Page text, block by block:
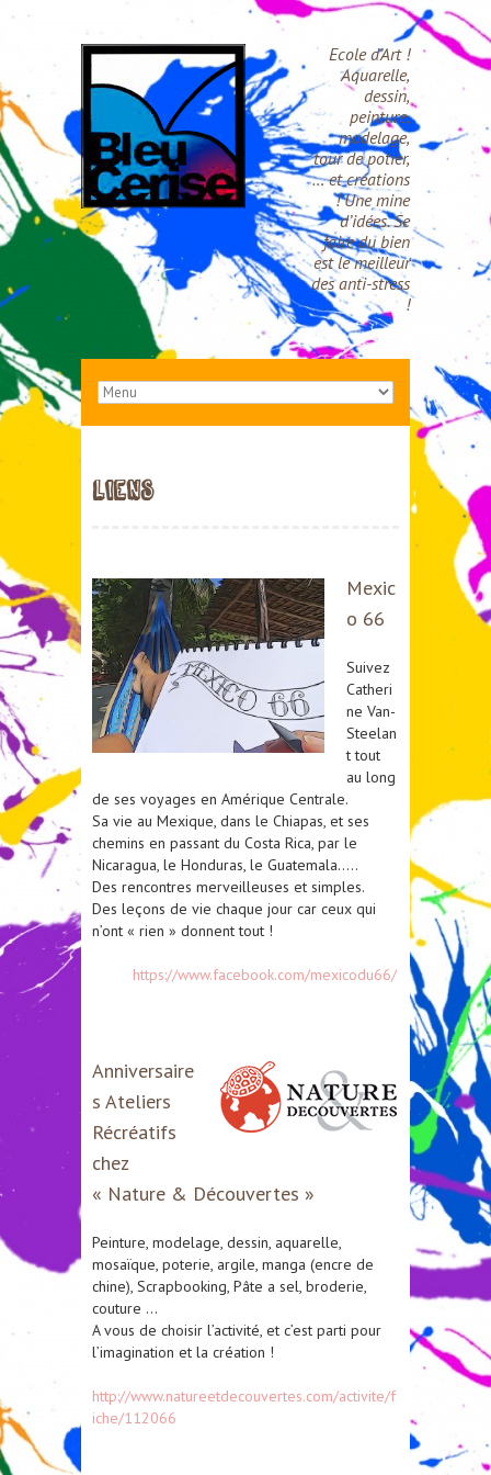
Ecole d’Art !
Aquarelle,
dessin,
peinture,
modelage,
tour de potier,
… et créations
! Une mine
d’idées. Se
faire du bien
est le meilleur
des anti-stress
!
LIENS
Mexic
o 66
Suivez
Catheri
ne Van-
Steelan
t tout
au long
de ses voyages en Amérique Centrale.
Sa vie au Mexique, dans le Chiapas, et ses
chemins en passant du Costa Rica, par le
Nicaragua, le Honduras, le Guatemala…..
Des rencontres merveilleuses et simples.
Des leçons de vie chaque jour car ceux qui
n’ont « rien » donnent tout !
https://www.facebook.com/mexicodu66/
Anniversaire
s Ateliers
Récréatifs
chez
« Nature & Découvertes »
Peinture, modelage, dessin, aquarelle,
mosaïque, poterie, argile, manga (encre de
chine), Scrapbooking, Pâte a sel, broderie,
couture …
A vous de choisir l’activité, et c’est parti pour
l’imagination et la création !
http://www.natureetdecouvertes.com/activite/f
iche/112066